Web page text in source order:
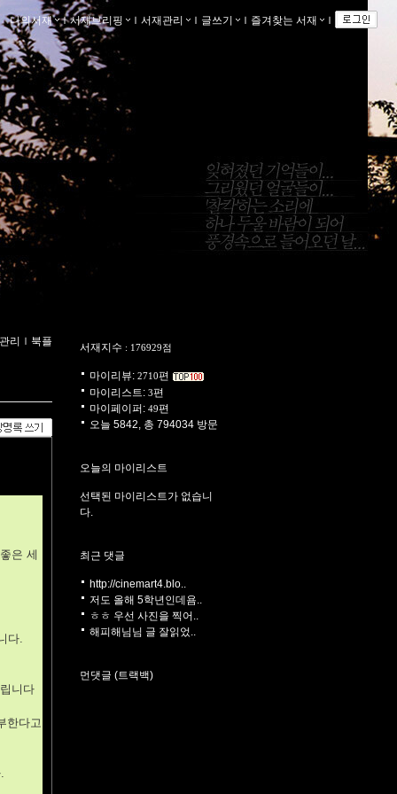
나의서재 ｌ서재브리핑 ｌ 서재관리 ｌ 글쓰기 ｌ 즐겨찾는 서재 ｌ
리 ｌ 북플
은 세
다.
니다
한다고
서재지수 : 176929점
마이리뷰: 2710편
마이리스트: 3편
마이페이퍼: 49편
오늘 5842, 총 794034 방문
오늘의 마이리스트
선택된 마이리스트가 없습니
다.
최근 댓글
http://cinemart4.blo..
저도 올해 5학년인데욤..
ㅎㅎ 우선 사진을 찍어..
해피해님님 글 잘읽었..
먼댓글 (트랙백)